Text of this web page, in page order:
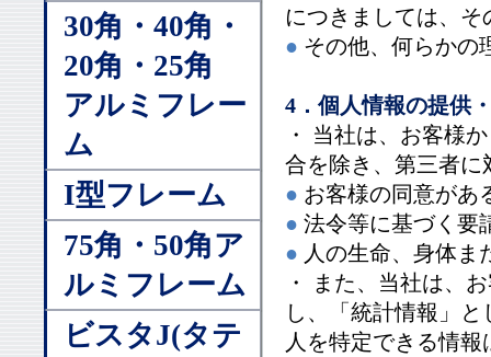
30角・40角・
20角・25角
アルミフレー
ム
I型フレーム
75角・50角ア
ルミフレーム
ビスタJ(タテ
につきましては、
● その他、何らかの
4．個人情報の提供
・ 当社は、お客様
合を除き、第三者に
● お客様の同意があ
● 法令等に基づく要
● 人の生命、身体ま
・ また、当社は、
し、「統計情報」
人を特定できる情